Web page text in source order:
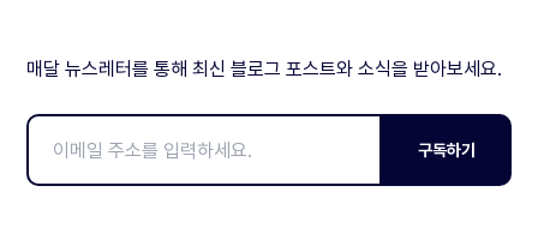
매달 뉴스레터를 통해 최신 블로그 포스트와 소식을 받아보세요.
구독하기